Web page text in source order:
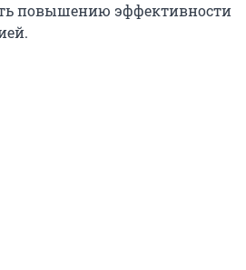
повышению эффективности